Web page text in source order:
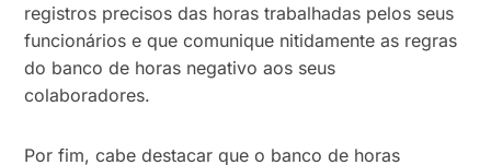
registros precisos das horas trabalhadas pelos seus
funcionários e que comunique nitidamente as regras
do banco de horas negativo aos seus
colaboradores.
Por fim, cabe destacar que o banco de horas